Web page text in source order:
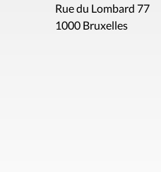
Rue du Lombard 77
1000 Bruxelles